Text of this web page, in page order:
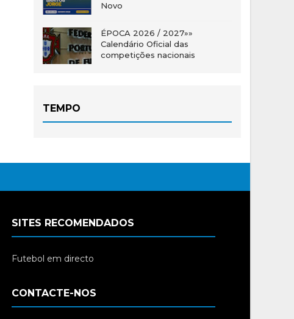
Novo
ÉPOCA 2026 / 2027»»
Calendário Oficial das
competições nacionais
TEMPO
SITES RECOMENDADOS
Futebol em directo
CONTACTE-NOS